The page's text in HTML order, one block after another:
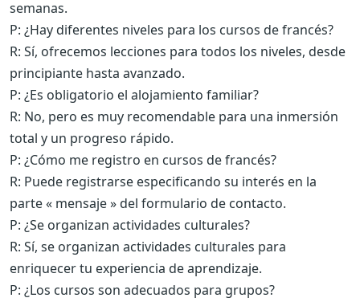
semanas.
P: ¿Hay diferentes niveles para los cursos de francés?
R: Sí, ofrecemos lecciones para todos los niveles, desde
principiante hasta avanzado.
P: ¿Es obligatorio el alojamiento familiar?
R: No, pero es muy recomendable para una inmersión
total y un progreso rápido.
P: ¿Cómo me registro en cursos de francés?
R: Puede registrarse especificando su interés en la
parte « mensaje » del formulario de contacto.
P: ¿Se organizan actividades culturales?
R: Sí, se organizan actividades culturales para
enriquecer tu experiencia de aprendizaje.
P: ¿Los cursos son adecuados para grupos?